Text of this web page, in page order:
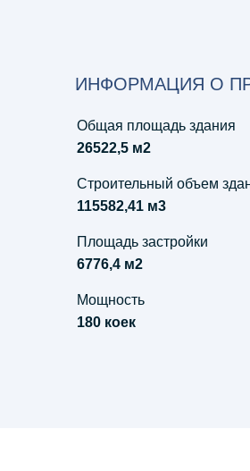
ИНФОРМАЦИЯ О
180 коек
Мощность
Площадь застройки
6776,4 м2
Строительный объем
115582,41 м3
26522,5 м2
Общая площадь здания